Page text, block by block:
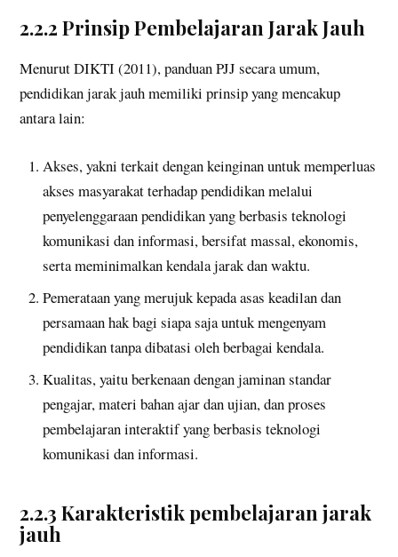
2.2.2 Prinsip Pembelajaran Jarak Jauh
Menurut DIKTI (2011), panduan PJJ secara umum,
pendidikan jarak jauh memiliki prinsip yang mencakup
antara lain:
Akses, yakni terkait dengan keinginan untuk memperluas
akses masyarakat terhadap pendidikan melalui
penyelenggaraan pendidikan yang berbasis teknologi
komunikasi dan informasi, bersifat massal, ekonomis,
serta meminimalkan kendala jarak dan waktu.
Pemerataan yang merujuk kepada asas keadilan dan
persamaan hak bagi siapa saja untuk mengenyam
pendidikan tanpa dibatasi oleh berbagai kendala.
Kualitas, yaitu berkenaan dengan jaminan standar
pengajar, materi bahan ajar dan ujian, dan proses
pembelajaran interaktif yang berbasis teknologi
komunikasi dan informasi.
2.2.3 Karakteristik pembelajaran jarak
jauh